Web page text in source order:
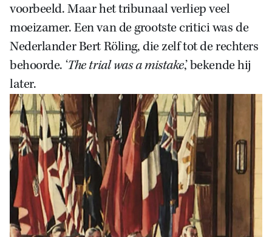
Zoek
voorbeeld. Maar het tribunaal verliep veel
moeizamer. Een van de grootste critici was de
Nederlander Bert Röling, die zelf tot de rechters
behoorde. ‘The trial was a mistake,’bekende hij
later.